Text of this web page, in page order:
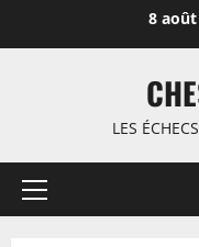
8 août
LES
Menu